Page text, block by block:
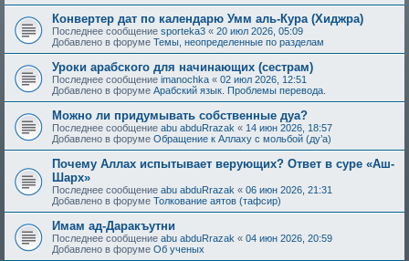
Конвертер дат по календарю Умм аль-Кура (Хиджра)
Последнее сообщение sporteka3 « 20 июл 2026, 05:09
Добавлено в форуме Темы, неопределенные по разделам
Уроки арабского для начинающих (сестрам)
Последнее сообщение imanochka « 02 июл 2026, 12:51
Добавлено в форуме Арабский язык. Проблемы перевода.
Можно ли придумывать собственные дуа?
Последнее сообщение abu abduRrazak « 14 июн 2026, 18:57
Добавлено в форуме Обращение к Аллаху с мольбой (ду’а)
Почему Аллах испытывает верующих? Ответ в суре «Аш-
Шарх»
Последнее сообщение abu abduRrazak « 06 июн 2026, 21:31
Добавлено в форуме Толкование аятов (тафсир)
Имам ад-Даракъутни
Последнее сообщение abu abduRrazak « 04 июн 2026, 20:59
Добавлено в форуме Об ученых